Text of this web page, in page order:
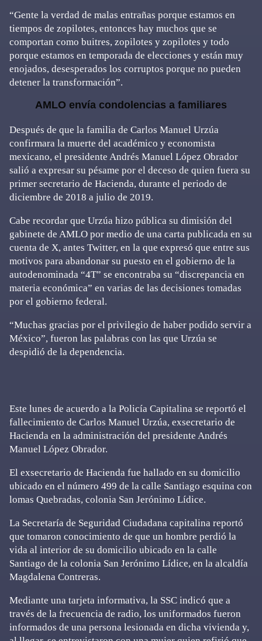
“Gente la verdad de malas entrañas porque estamos en
tiempos de zopilotes, entonces hay muchos que se
comportan como buitres, zopilotes y zopilotes y todo
porque estamos en temporada de elecciones y están muy
enojados, desesperados los corruptos porque no pueden
detener la transformación”.
AMLO envía condolencias a familiares
Después de que la familia de Carlos Manuel Urzúa
confirmara la muerte del académico y economista
mexicano, el presidente Andrés Manuel López Obrador
salió a expresar su pésame por el deceso de quien fuera su
primer secretario de Hacienda, durante el periodo de
diciembre de 2018 a julio de 2019.
Cabe recordar que Urzúa hizo pública su dimisión del
gabinete de AMLO por medio de una carta publicada en su
cuenta de X, antes Twitter, en la que expresó que entre sus
motivos para abandonar su puesto en el gobierno de la
autodenominada “4T” se encontraba su “discrepancia en
materia económica” en varias de las decisiones tomadas
por el gobierno federal.
“Muchas gracias por el privilegio de haber podido servir a
México”, fueron las palabras con las que Urzúa se
despidió de la dependencia.
Este lunes de acuerdo a la Policía Capitalina se reportó el
fallecimiento de Carlos Manuel Urzúa, exsecretario de
Hacienda en la administración del presidente Andrés
Manuel López Obrador.
El exsecretario de Hacienda fue hallado en su domicilio
ubicado en el número 499 de la calle Santiago esquina con
lomas Quebradas, colonia San Jerónimo Lídice.
La Secretaría de Seguridad Ciudadana capitalina reportó
que tomaron conocimiento de que un hombre perdió la
vida al interior de su domicilio ubicado en la calle
Santiago de la colonia San Jerónimo Lídice, en la alcaldía
Magdalena Contreras.
Mediante una tarjeta informativa, la SSC indicó que a
través de la frecuencia de radio, los uniformados fueron
informados de una persona lesionada en dicha vivienda y,